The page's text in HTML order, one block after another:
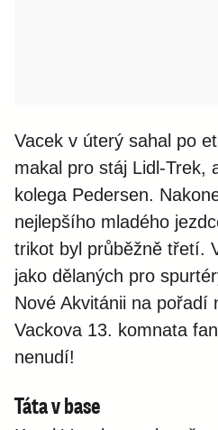
Vacek v úterý sahal po
makal pro stáj Lidl-Trek,
kolega Pedersen.
nejlepšího mladého
trikot byl průběžně třetí.
jako dělaných pro
Nové Akvitánii na pořadí
Vackova 13. komnata
nenudí!
Táta v base